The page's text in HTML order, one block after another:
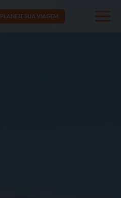
PLANEJE SUA VIAGEM